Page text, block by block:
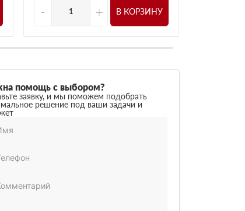
- + В КОРЗИНУ
помощь с выбором?
заявку, и мы поможем подобрать
решение под ваши задачи и